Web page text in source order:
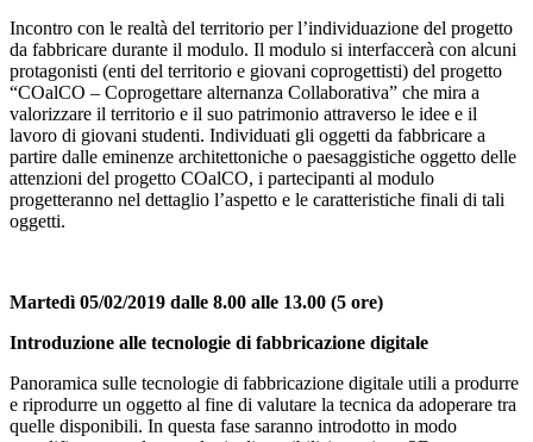
Incontro con le realtà del territorio per l’individuazione del progetto
da fabbricare durante il modulo. Il modulo si interfaccerà con alcuni
protagonisti (enti del territorio e giovani coprogettisti) del progetto
“COalCO – Coprogettare alternanza Collaborativa” che mira a
valorizzare il territorio e il suo patrimonio attraverso le idee e il
lavoro di giovani studenti. Individuati gli oggetti da fabbricare a
partire dalle eminenze architettoniche o paesaggistiche oggetto delle
attenzioni del progetto COalCO, i partecipanti al modulo
progetteranno nel dettaglio l’aspetto e le caratteristiche finali di tali
oggetti.
Martedì 05/02/2019 dalle 8.00 alle 13.00 (5 ore)
Introduzione alle tecnologie di fabbricazione digitale
Panoramica sulle tecnologie di fabbricazione digitale utili a produrre
e riprodurre un oggetto al fine di valutare la tecnica da adoperare tra
quelle disponibili. In questa fase saranno introdotto in modo